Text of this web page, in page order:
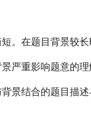
。在题目背景较长
严重影响题意的理
景结合的题目描述